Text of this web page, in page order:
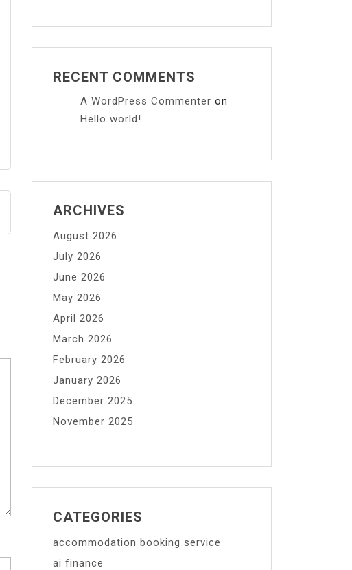
RECENT COMMENTS
A WordPress Commenter on
Hello world!
ARCHIVES
August 2026
July 2026
June 2026
May 2026
April 2026
March 2026
February 2026
January 2026
December 2025
November 2025
CATEGORIES
accommodation booking service
ai finance